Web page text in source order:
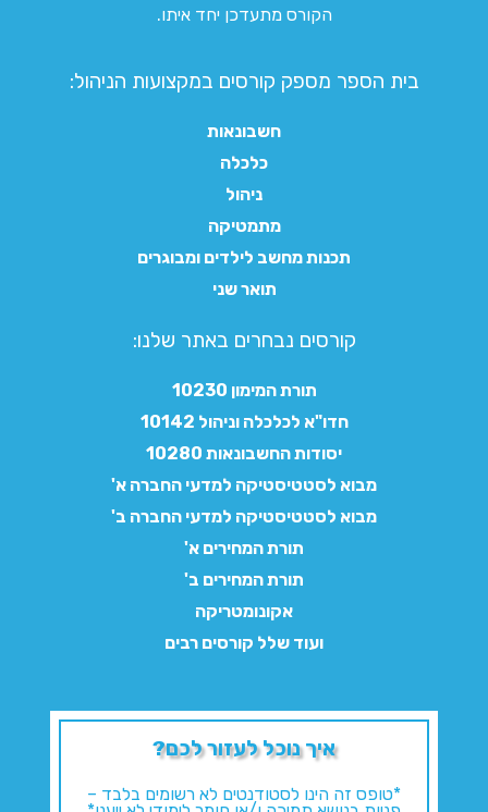
הקורס מתעדכן יחד איתו.
בית הספר מספק קורסים במקצועות הניהול:
חשבונאות
כלכלה
ניהול
מתמטיקה
תכנות מחשב לילדים ומבוגרים
תואר שני
קורסים נבחרים באתר שלנו:​
תורת המימון 10230
חדו"א לכלכלה וניהול 10142
יסודות החשבונאות 10280
מבוא לסטטיסטיקה למדעי החברה א'
מבוא לסטטיסטיקה למדעי החברה ב'
תורת המחירים א'
תורת המחירים ב'
אקונומטריקה
ועוד שלל קורסים רבים
איך נוכל לעזור לכם?
*טופס זה הינו לסטודנטים לא רשומים בלבד –